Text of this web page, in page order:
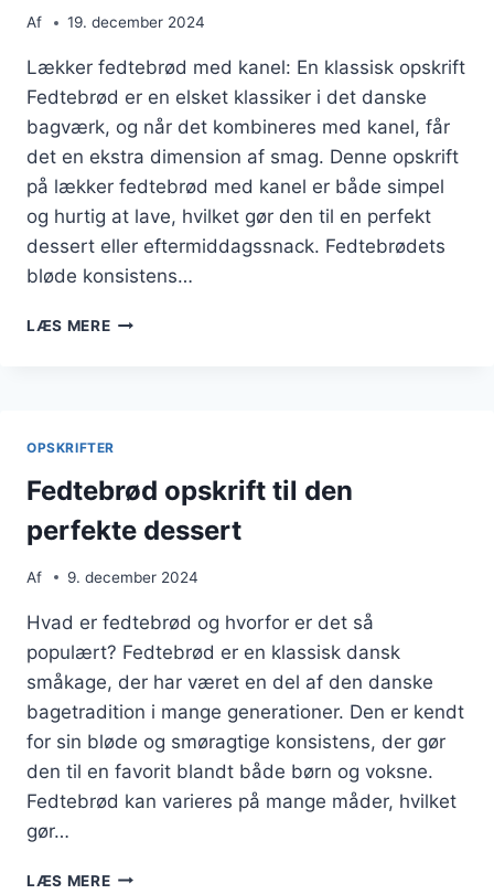
Af 19. december 2024
Lækker fedtebrød med kanel: En klassisk opskrift
Fedtebrød er en elsket klassiker i det danske
bagværk, og når det kombineres med kanel, får
det en ekstra dimension af smag. Denne opskrift
på lækker fedtebrød med kanel er både simpel
og hurtig at lave, hvilket gør den til en perfekt
dessert eller eftermiddagssnack. Fedtebrødets
bløde konsistens…
LÆS MERELÆKKER
OPSKRIFTER
Fedtebrød opskrift til den
perfekte dessert
Af 9. december 2024
Hvad er fedtebrød og hvorfor er det så
populært? Fedtebrød er en klassisk dansk
småkage, der har været en del af den danske
bagetradition i mange generationer. Den er kendt
for sin bløde og smøragtige konsistens, der gør
den til en favorit blandt både børn og voksne.
Fedtebrød kan varieres på mange måder, hvilket
gør…
LÆS MEREFEDTEBRØD